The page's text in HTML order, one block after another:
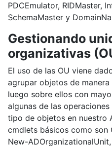
PDCEmulator, RIDMaster,
SchemaMaster y
Gestionando
organizativas
El uso de las OU viene
agrupar objetos de
luego sobre ellos con
algunas de las
tipo de objetos en nuestro
cmdlets básicos como son
New-